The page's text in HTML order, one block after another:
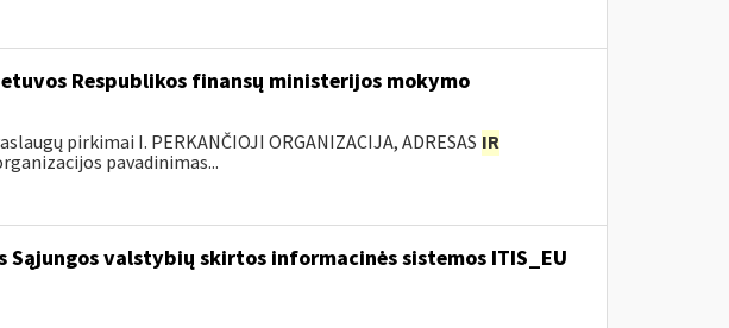
Respublikos finansų ministerijos mokymo
pirkimai I. PERKANČIOJI ORGANIZACIJA, ADRESAS IR
pavadinimas...
Sąjungos valstybių skirtos informacinės sistemos ITIS_EU